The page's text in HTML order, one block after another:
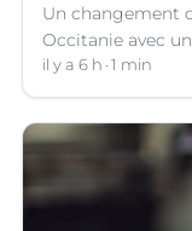
Un changement
Occitanie avec
d'orages dans
il y a 6 h 1 min